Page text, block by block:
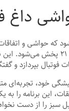
داغ
که حواشی و
هدف تولید شده، هر شب
خود، تجربه‌ای
این برنامه را به
سبز را از دست